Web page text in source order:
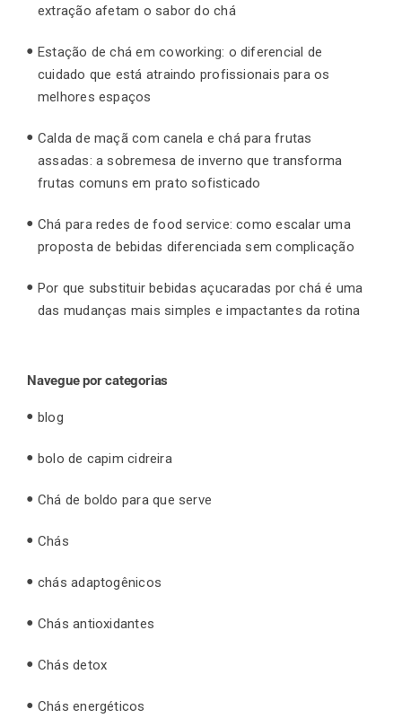
extração afetam o sabor do chá
Estação de chá em coworking: o diferencial de
cuidado que está atraindo profissionais para os
melhores espaços
Calda de maçã com canela e chá para frutas
assadas: a sobremesa de inverno que transforma
frutas comuns em prato sofisticado
Chá para redes de food service: como escalar uma
proposta de bebidas diferenciada sem complicação
Por que substituir bebidas açucaradas por chá é uma
das mudanças mais simples e impactantes da rotina
Navegue por categorias
blog
bolo de capim cidreira
Chá de boldo para que serve
Chás
chás adaptogênicos
Chás antioxidantes
Chás detox
Chás energéticos